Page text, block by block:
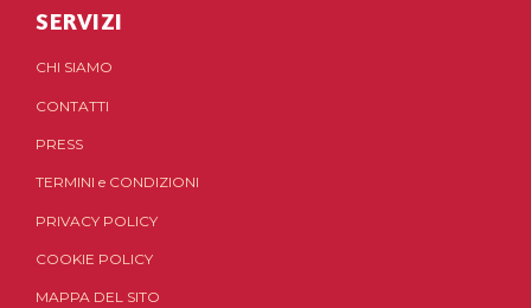
SERVIZI
CHI SIAMO
CONTATTI
PRESS
TERMINI e CONDIZIONI
PRIVACY POLICY
COOKIE POLICY
MAPPA DEL SITO